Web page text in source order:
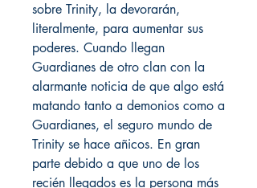
sobre Trinity, la devorarán,
literalmente, para aumentar sus
poderes. Cuando llegan
Guardianes de otro clan con la
alarmante noticia de que algo está
matando tanto a demonios como a
Guardianes, el seguro mundo de
Trinity se hace añicos. En gran
parte debido a que uno de los
recién llegados es la persona más